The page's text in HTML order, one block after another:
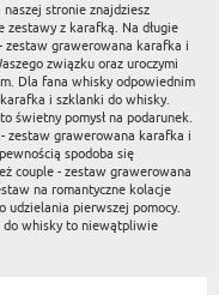
naszej stronie znajdziesz
zestawy z karafką. Na długie
zestaw grawerowana karafka i
związku oraz uroczymi
Dla fana whisky odpowiednim
i szklanki do whisky.
świetny pomysł na podarunek.
zestaw grawerowana karafka i
spodoba się
couple - zestaw grawerowana
na romantyczne kolacje
udzielania pierwszej pomocy.
do whisky to niewątpliwie